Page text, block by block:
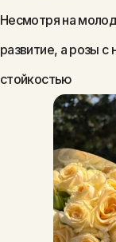
Несмотря на
развитие, а розы
стойкостью